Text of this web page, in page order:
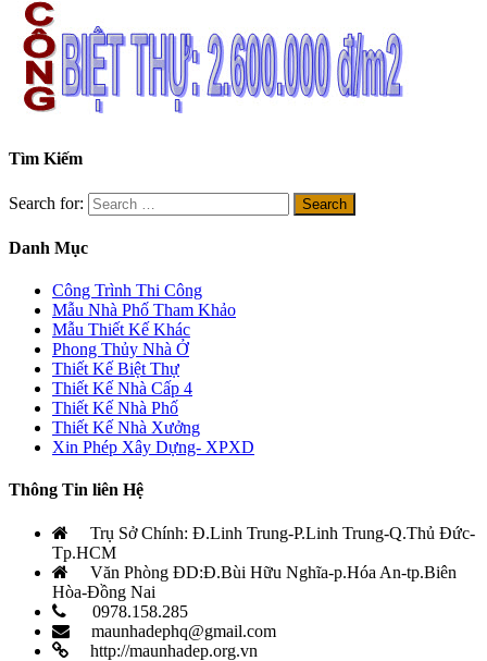
Tìm Kiếm
Search for:
Danh Mục
Công Trình Thi Công
Mẫu Nhà Phố Tham Khảo
Mẫu Thiết Kế Khác
Phong Thủy Nhà Ở
Thiết Kế Biệt Thự
Thiết Kế Nhà Cấp 4
Thiết Kế Nhà Phố
Thiết Kế Nhà Xưởng
Xin Phép Xây Dựng- XPXD
Thông Tin liên Hệ
Trụ Sở Chính: Đ.Linh Trung-P.Linh Trung-Q.Thủ Đức-
Tp.HCM
Văn Phòng ĐD:Đ.Bùi Hữu Nghĩa-p.Hóa An-tp.Biên
Hòa-Đồng Nai
0978.158.285
maunhadephq@gmail.com
http://maunhadep.org.vn